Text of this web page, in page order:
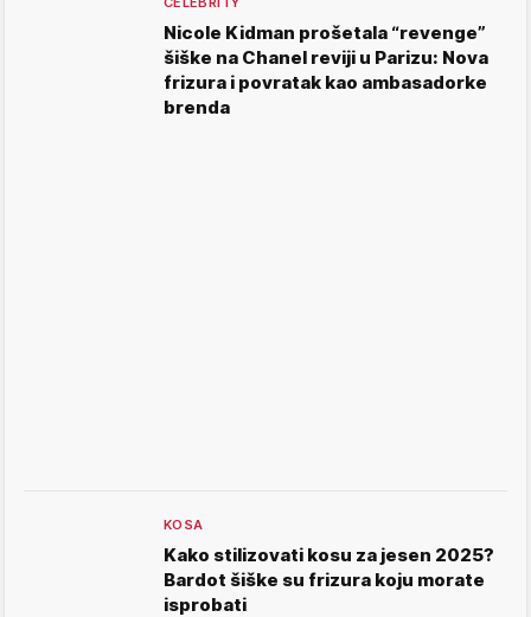
Nicole Kidman prošetala “revenge”
šiške na Chanel reviji u Parizu: Nova
frizura i povratak kao ambasadorke
brenda
KOSA
Kako stilizovati kosu za jesen 2025?
Bardot šiške su frizura koju morate
isprobati